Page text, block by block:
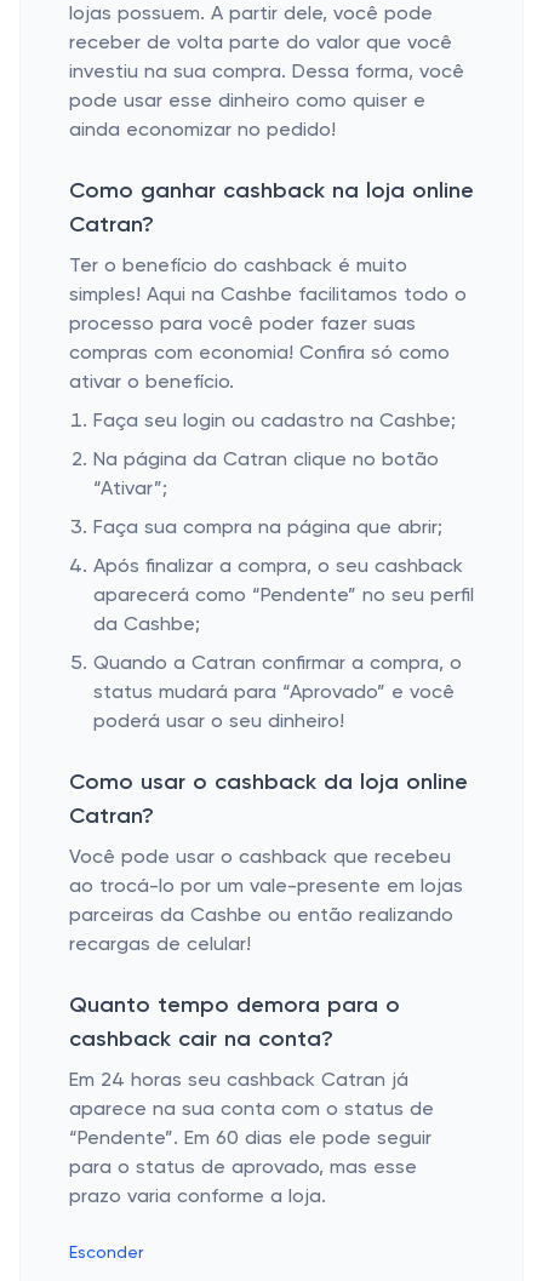
lojas possuem. A partir dele, você pode
receber de volta parte do valor que você
investiu na sua compra. Dessa forma, você
pode usar esse dinheiro como quiser e
ainda economizar no pedido!
Como ganhar cashback na loja online
Catran?
Ter o benefício do cashback é muito
simples! Aqui na Cashbe facilitamos todo o
processo para você poder fazer suas
compras com economia! Confira só como
ativar o benefício.
Faça seu login ou cadastro na Cashbe;
Na página da Catran clique no botão
“Ativar”;
Faça sua compra na página que abrir;
Após finalizar a compra, o seu cashback
aparecerá como “Pendente” no seu perfil
da Cashbe;
Quando a Catran confirmar a compra, o
status mudará para “Aprovado” e você
poderá usar o seu dinheiro!
Como usar o cashback da loja online
Catran?
Você pode usar o cashback que recebeu
ao trocá-lo por um vale-presente em lojas
parceiras da Cashbe ou então realizando
recargas de celular!
Quanto tempo demora para o
cashback cair na conta?
Em 24 horas seu cashback Catran já
aparece na sua conta com o status de
“Pendente”. Em 60 dias ele pode seguir
para o status de aprovado, mas esse
prazo varia conforme a loja.
Esconder